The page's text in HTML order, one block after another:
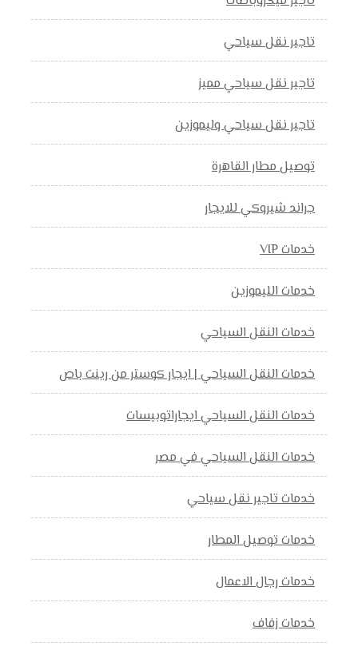
تاجير نقل سياحي
تاجير نقل سياحي مميز
تاجير نقل سياحي وليموزين
توصيل مطار القاهرة
جراند شيروكي للايجار
خدمات VIP
خدمات الليموزين
خدمات النقل السياحي
خدمات النقل السياحي | ايجار كوستر من رينت باص
خدمات النقل السياحي ايجاراتوبيسات
خدمات النقل السياحي في مصر
خدمات تاجير نقل سياحي
خدمات توصيل المطار
خدمات رجال الاعمال
خدمات زفاف